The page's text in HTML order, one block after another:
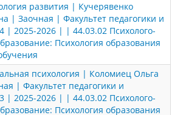
развития | Кучерявенко
| Заочная | Факультет педагогики и
| 2025-2026 | | 44.03.02 Психолого-
Психология образования
психология | Коломиец Ольга
| Факультет педагогики и
| 2025-2026 | | 44.03.02 Психолого-
Психология образования